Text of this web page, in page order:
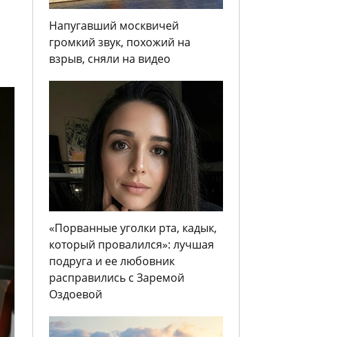
Напугавший москвичей
громкий звук, похожий на
взрыв, сняли на видео
«Порванные уголки рта, кадык,
который провалился»: лучшая
подруга и ее любовник
расправились с Заремой
Оздоевой